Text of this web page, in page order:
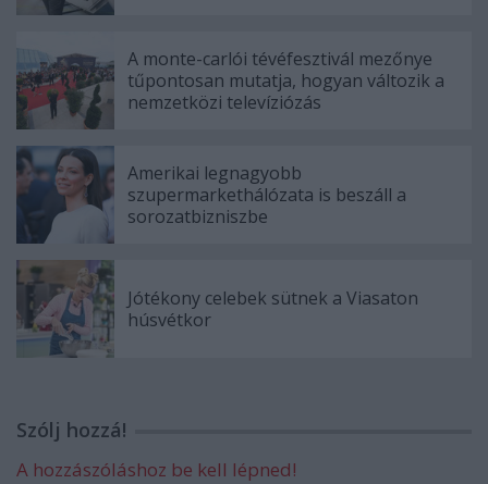
A monte-carlói tévéfesztivál mezőnye
tűpontosan mutatja, hogyan változik a
nemzetközi televíziózás
Amerikai legnagyobb
szupermarkethálózata is beszáll a
sorozatbizniszbe
Jótékony celebek sütnek a Viasaton
húsvétkor
Szólj hozzá!
A hozzászóláshoz be kell lépned!